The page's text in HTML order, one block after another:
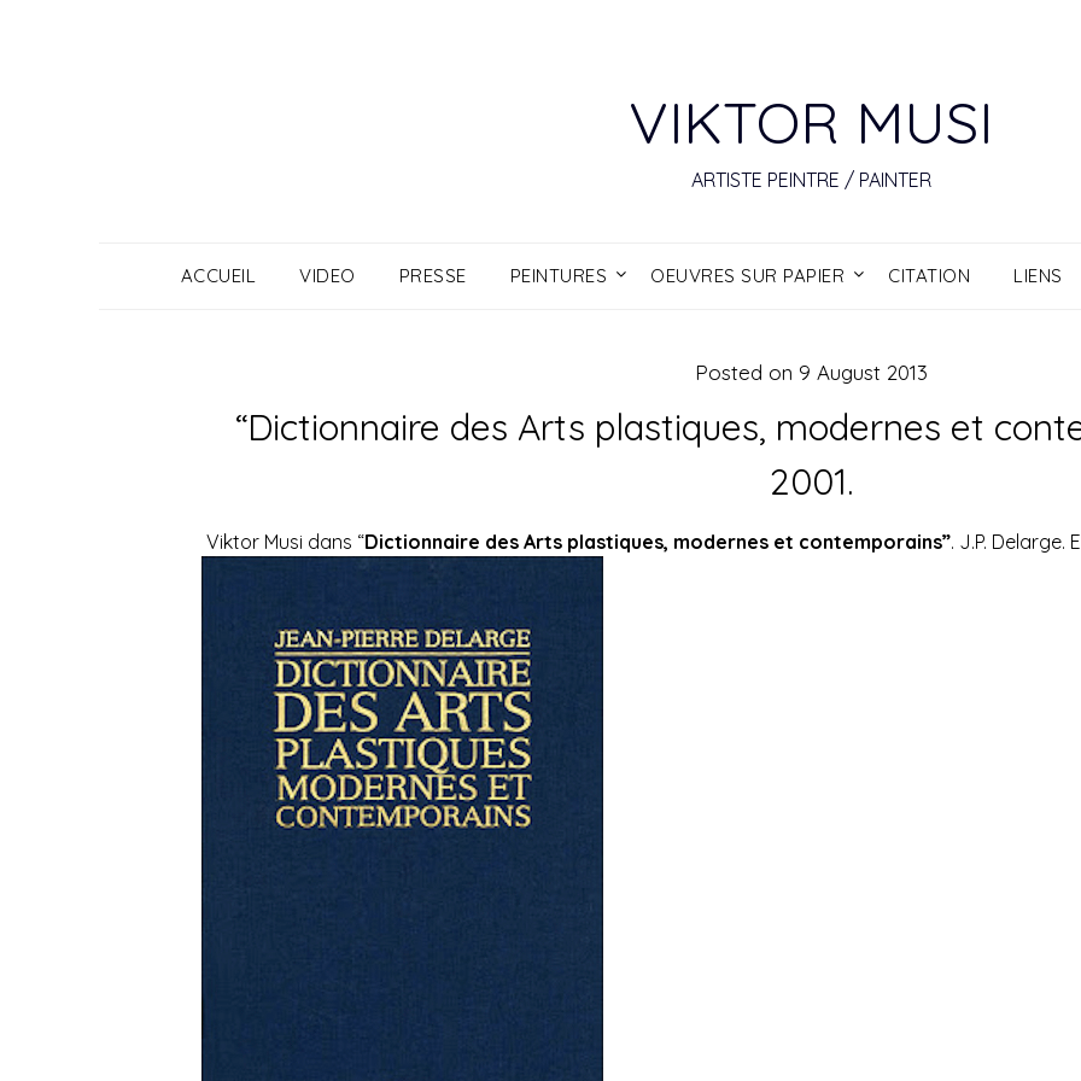
VIKTOR MUSI
ARTISTE PEINTRE / PAINTER
ACCUEIL VIDEO PRESSE PEINTURES OEUVRES SUR PAPIER CITATION LIENS
“Dictionnaire des Arts plastiques, modernes et
2001.
Posted on 9 August 2013
Viktor Musi dans “Dictionnaire des Arts plastiques, modernes et contemporains”. J.P. Delarge.